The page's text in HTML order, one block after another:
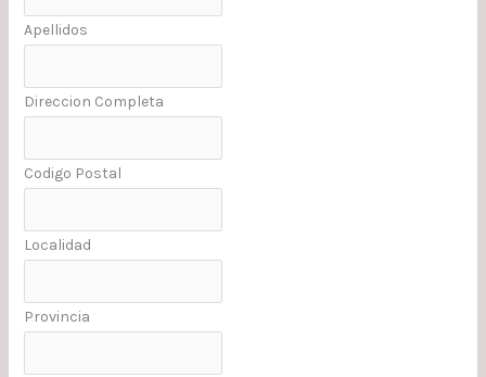
Apellidos
Direccion Completa
Codigo Postal
Localidad
Provincia